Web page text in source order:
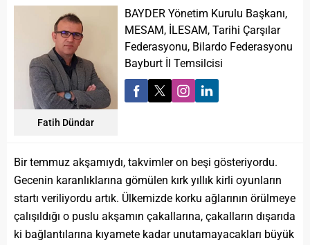
Fatih Dündar
BAYDER Yönetim Kurulu Başkanı,
MESAM, İLESAM, Tarihi Çarşılar
Federasyonu, Bilardo Federasyonu
Bayburt İl Temsilcisi
Bir temmuz akşamıydı, takvimler on beşi gösteriyordu.
Gecenin karanlıklarına gömülen kırk yıllık kirli oyunların
startı veriliyordu artık. Ülkemizde korku ağlarının örülmeye
çalışıldığı o puslu akşamın çakallarına, çakalların dışarıda
ki bağlantılarına kıyamete kadar unutamayacakları büyük